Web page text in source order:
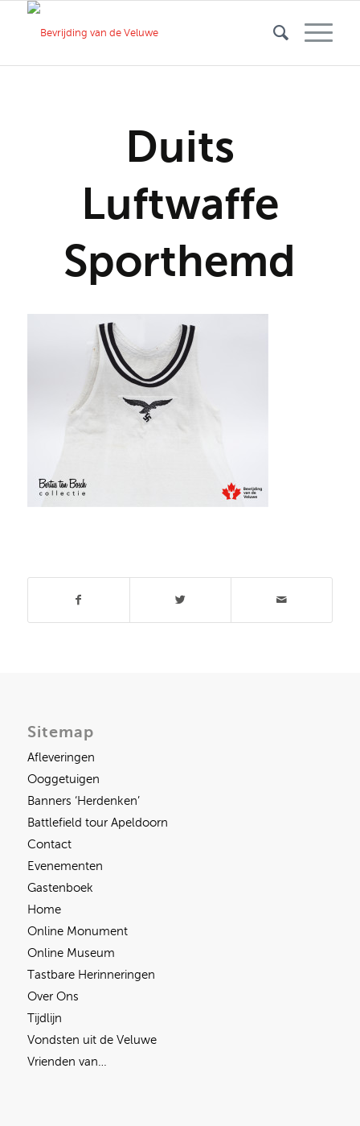
Duits
Luftwaffe
Sporthemd
Sitemap
Afleveringen
Ooggetuigen
Banners ‘Herdenken’
Battlefield tour Apeldoorn
Contact
Evenementen
Gastenboek
Home
Online Monument
Online Museum
Tastbare Herinneringen
Over Ons
Tijdlijn
Vondsten uit de Veluwe
Vrienden van…